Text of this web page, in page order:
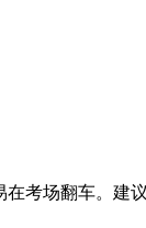
考场翻车。建